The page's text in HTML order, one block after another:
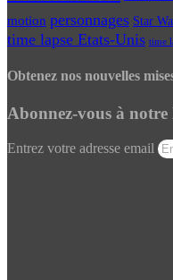
motion personnages Star
time lapse Etats-Unis time
Obtenez nos nouvelles
Abonnez-vous à
Entrez votre adresse email